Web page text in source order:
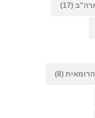
(17)
(8)